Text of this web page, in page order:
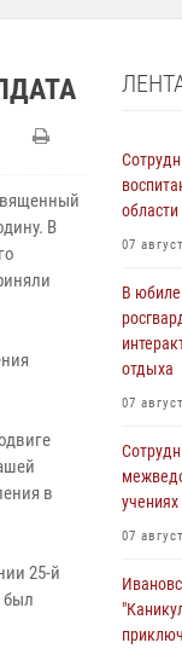
В
в
25-й
был
области
07
В
отдыха
07
учениях
07